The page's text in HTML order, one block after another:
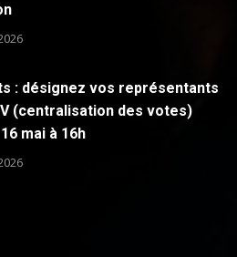
: désignez vos représentants
(centralisation des votes)
mai à 16h